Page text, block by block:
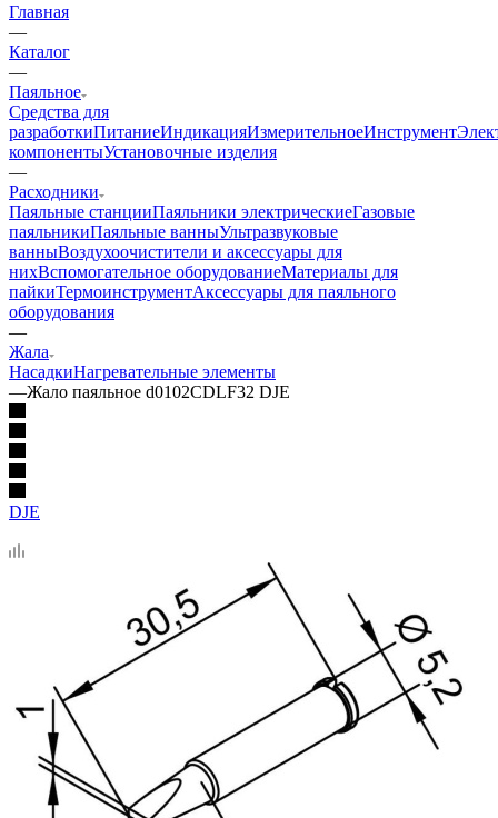
Главная
—
Каталог
—
Паяльное
Средства для
разработкиПитаниеИндикацияИзмерительноеИнструмент
компонентыУстановочные изделия
—
Расходники
Паяльные станцииПаяльники электрическиеГазовые
паяльникиПаяльные ванныУльтразвуковые
ванныВоздухоочистители и аксессуары для
нихВспомогательное оборудованиеМатериалы для
пайкиТермоинструментАксессуары для паяльного
оборудования
—
Жала
НасадкиНагревательные элементы
—Жало паяльное d0102CDLF32 DJE
DJE